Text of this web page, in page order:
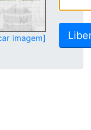
imagem]